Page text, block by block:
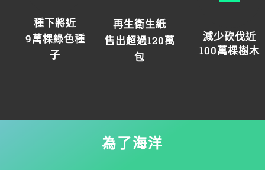
種下將近
9萬棵綠色種
子
再生衛生紙
售出超過120萬
包
減少砍伐近
100萬棵樹木
為了海洋